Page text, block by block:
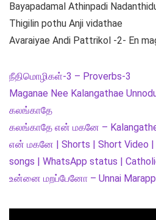
Bayapadamal Athinpadi
Thigilin pothu Anji vidathae
Avaraiyae Andi Pattrikol -2- En
நீதிமொழிகள்-3 – Proverbs-3
Maganae Nee Kalangathae
கலங்காதே
கலங்காதே என் மகனே – Kalangathe
என் மகனே | Shorts | Short Video |
songs | WhatsApp status |
உன்னை மறப்பேனோ – Unnai